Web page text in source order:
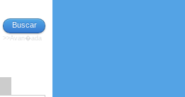
Buscar
>>Avan�ada